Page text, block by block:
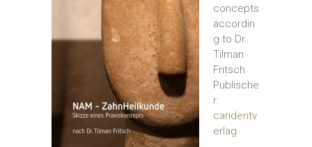
concepts
accordin
g to Dr.
Tilman
Fritsch
Publische
r:
caridentv
erlag